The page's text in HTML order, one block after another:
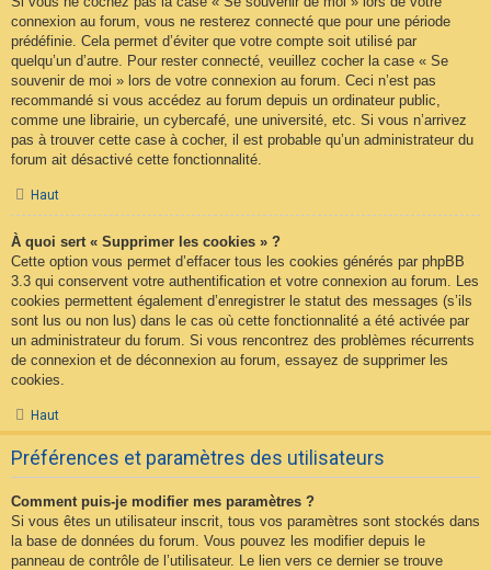
connexion au forum, vous ne resterez connecté que pour une période
prédéfinie. Cela permet d’éviter que votre compte soit utilisé par
quelqu’un d’autre. Pour rester connecté, veuillez cocher la case « Se
souvenir de moi » lors de votre connexion au forum. Ceci n’est pas
recommandé si vous accédez au forum depuis un ordinateur public,
comme une librairie, un cybercafé, une université, etc. Si vous n’arrivez
pas à trouver cette case à cocher, il est probable qu’un administrateur du
forum ait désactivé cette fonctionnalité.
Haut
À quoi sert « Supprimer les cookies » ?
Cette option vous permet d’effacer tous les cookies générés par phpBB
3.3 qui conservent votre authentification et votre connexion au forum. Les
cookies permettent également d’enregistrer le statut des messages (s’ils
sont lus ou non lus) dans le cas où cette fonctionnalité a été activée par
un administrateur du forum. Si vous rencontrez des problèmes récurrents
de connexion et de déconnexion au forum, essayez de supprimer les
cookies.
Haut
Préférences et paramètres des utilisateurs
Comment puis-je modifier mes paramètres ?
Si vous êtes un utilisateur inscrit, tous vos paramètres sont stockés dans
la base de données du forum. Vous pouvez les modifier depuis le
panneau de contrôle de l’utilisateur. Le lien vers ce dernier se trouve